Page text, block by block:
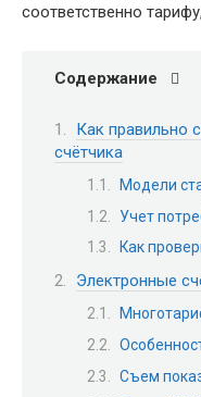
соответственно
Содержание
Как правильно
счётчика
Модели
Учет
Как
Электронные
Съем